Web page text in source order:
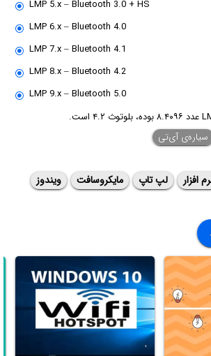
LMP 5.x – Bluetooth 3.0 + HS
LMP 6.x – Bluetooth 4.0
LMP 7.x – Bluetooth 4.1
LMP 8.x – Bluetooth 4.2
LMP 9.x – Bluetooth 5.0
سیاره‌ی آی‌تی
افزار لپ تاپ مایکروسافت ویندوز